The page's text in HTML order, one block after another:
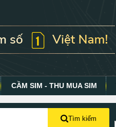
CẦM SIM - THU MUA SIM
Tìm kiếm